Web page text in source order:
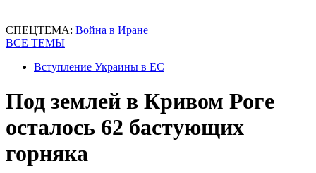
СПЕЦТЕМА: Война в Иране
ВСЕ ТЕМЫ
Вступление Украины в ЕС
Под землей в Кривом Роге
осталось 62 бастующих
горняка